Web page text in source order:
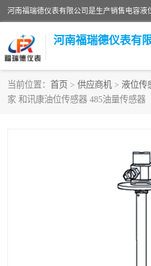
河南福瑞德仪表有
当前位置： 首页 > 供应商机 > 液位传
家 和讯康油位传感器 485油量传感器
液位计